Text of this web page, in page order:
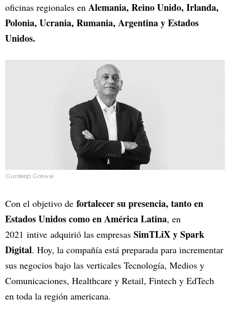
oficinas regionales en Alemania, Reino Unido, Irlanda,
Polonia, Ucrania, Rumania, Argentina y Estados
Unidos.
Gurdeep Grewal
Con el objetivo de fortalecer su presencia, tanto en
Estados Unidos como en América Latina, en
2021 intive adquirió las empresas SimTLiX y Spark
Digital. Hoy, la compañía está preparada para incrementar
sus negocios bajo las verticales Tecnología, Medios y
Comunicaciones, Healthcare y Retail, Fintech y EdTech
en toda la región americana.